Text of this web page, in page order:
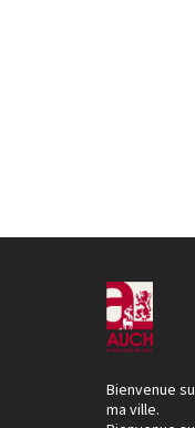
Bienvenue
ma ville.